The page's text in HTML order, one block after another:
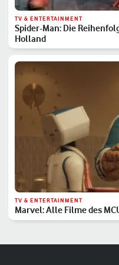
TV & ENTERTAINMENT
Spider-Man: Die
Holland
TV & ENTERTAINMENT
Marvel: Alle Filme des
Reihenfolge